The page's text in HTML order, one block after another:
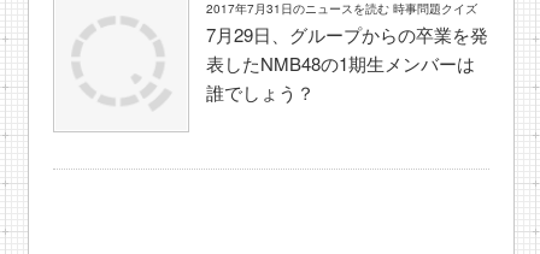
2017年7月31日のニュースを読む 時事問題クイズ
7月29日、グループからの卒業を発
表したNMB48の1期生メンバーは
誰でしょう？